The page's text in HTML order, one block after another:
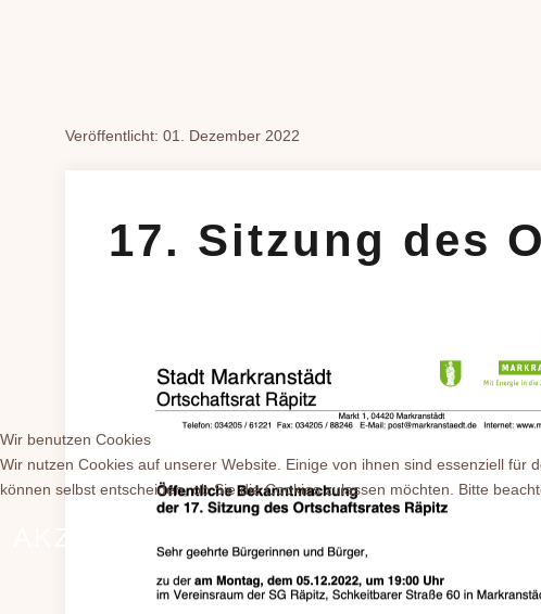
Veröffentlicht: 01. Dezember 2022
17. Sitzung des
Wir benutzen Cookies
Wir nutzen Cookies auf unserer Website. Einige von ihnen sind essenziell
können selbst entscheiden, ob Sie die Cookies zulassen möchten. Bitte